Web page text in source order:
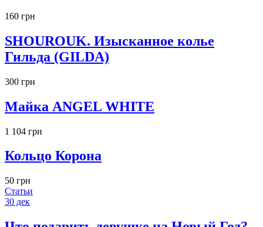
160 грн
SHOUROUK. Изысканное колье
Гильда (GILDA)
300 грн
Майка ANGEL WHITE
1 104 грн
Кольцо Корона
50 грн
Статьи
30 дек